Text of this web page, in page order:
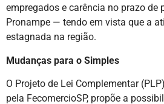
empregados e carência no prazo de
Pronampe — tendo em vista que a
estagnada na região.
Mudanças para o Simples
O Projeto de Lei Complementar
pela FecomercioSP, propõe a